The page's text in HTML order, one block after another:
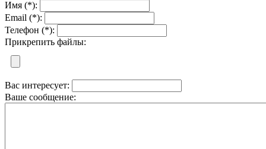
Имя (*):
Email (*):
Телефон (*):
Прикрепить файлы:
Вас интересует:
Ваше сообщение: